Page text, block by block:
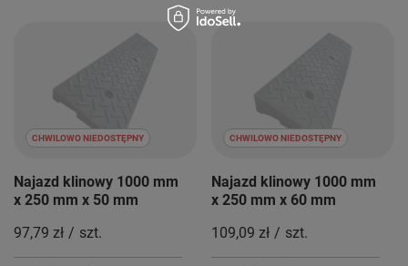
CHWILOWO NIEDOSTĘPNY
Najazd klinowy 1000 mm
x 250 mm x 50 mm
97,79 zł / szt.
CHWILOWO NIEDOSTĘPNY
Najazd klinowy 1000 mm
x 250 mm x 60 mm
109,09 zł / szt.